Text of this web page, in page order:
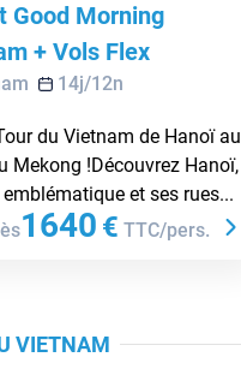
Good Morning
+ Vols Flex
14j/12n
du Vietnam de Hanoï au
Mekong !Découvrez Hanoï,
et ses rues...
1640 € TTC/pers.
VIETNAM